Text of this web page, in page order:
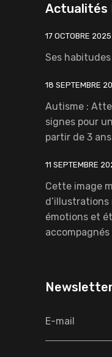
Actualités
17 OCTOBRE 2025
Ses
18 SEPTEMBRE
Autisme :
signes pour
partir de 3
11 SEPTEMBRE
Cette image
émotions et